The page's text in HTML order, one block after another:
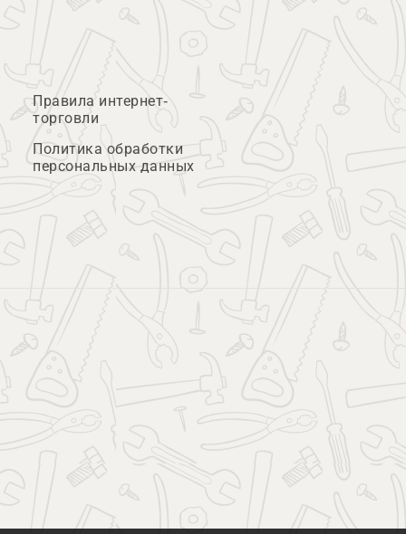
Правила интернет-
торговли
Политика обработки
персональных данных